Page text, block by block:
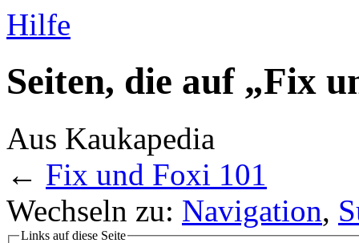
Hilfe
Seiten, die auf „Fix
Aus Kaukapedia
← Fix und Foxi 101
Wechseln zu: Navigation,
Links auf diese Seite